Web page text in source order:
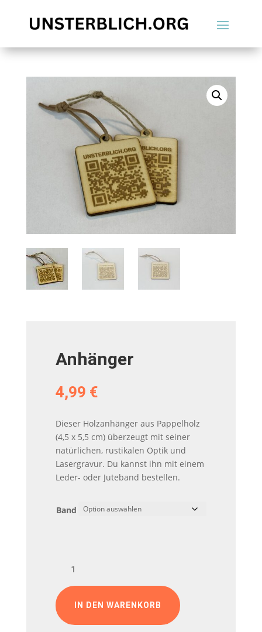
Anhänger
4,99 €
Dieser Holzanhänger aus Pappelholz
(4,5 x 5,5 cm) überzeugt mit seiner
natürlichen, rustikalen Optik und
Lasergravur. Du kannst ihn mit einem
Leder- oder Juteband bestellen.
Band
Menge
IN DEN WARENKORB